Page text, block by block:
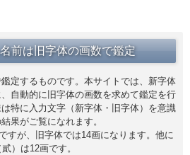
前は旧字体の画数で鑑定
定するものです。本サイトでは、新字体
自動的に旧字体の画数を求めて鑑定を行
特に入力文字（新字体・旧字体）を意識
果がご覧になれます。
すが、旧字体では14画になります。他に
）は12画です。